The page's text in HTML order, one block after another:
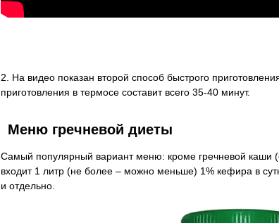
2. На видео показан второй способ быстрого
приготовления в термосе составит всего 35-40 минут.
Меню гречневой диеты
Самый популярный вариант меню: кроме гречневой каши
входит 1 литр (не более – можно меньше) 1% кефира в
и отдельно.